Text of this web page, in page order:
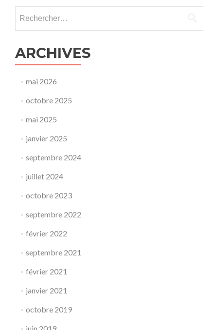
ARCHIVES
mai 2026
octobre 2025
mai 2025
janvier 2025
septembre 2024
juillet 2024
octobre 2023
septembre 2022
février 2022
septembre 2021
février 2021
janvier 2021
octobre 2019